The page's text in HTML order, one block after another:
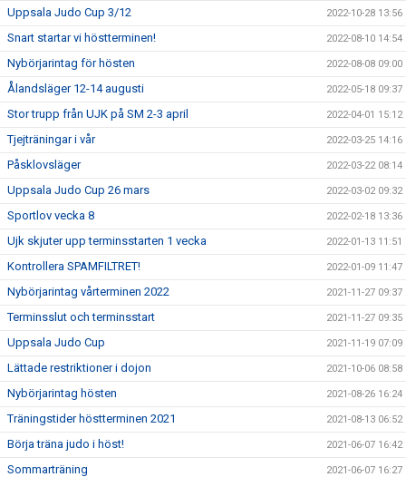
Uppsala Judo Cup 3/12 2022-10-28 13:56
Snart startar vi höstterminen! 2022-08-10 14:54
Nybörjarintag för hösten 2022-08-08 09:00
Ålandsläger 12-14 augusti 2022-05-18 09:37
Stor trupp från UJK på SM 2-3 april 2022-04-01 15:12
Tjejträningar i vår 2022-03-25 14:16
Påsklovsläger 2022-03-22 08:14
Uppsala Judo Cup 26 mars 2022-03-02 09:32
Sportlov vecka 8 2022-02-18 13:36
Ujk skjuter upp terminsstarten 1 vecka 2022-01-13 11:51
Kontrollera SPAMFILTRET! 2022-01-09 11:47
Nybörjarintag vårterminen 2022 2021-11-27 09:37
Terminsslut och terminsstart 2021-11-27 09:35
Uppsala Judo Cup 2021-11-19 07:09
Lättade restriktioner i dojon 2021-10-06 08:58
Nybörjarintag hösten 2021-08-26 16:24
Träningstider höstterminen 2021 2021-08-13 06:52
Börja träna judo i höst! 2021-06-07 16:42
Sommarträning 2021-06-07 16:27